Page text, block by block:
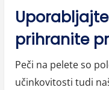
in:
prihranite
Peči na pelete so
učinkovitosti tudi